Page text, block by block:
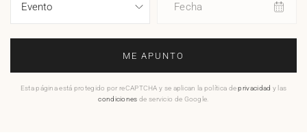
Fecha
ME APUNTO
Esta página está protegido por reCAPTCHA y se aplican la política deprivacidad y las
condiciones de servicio de Google.